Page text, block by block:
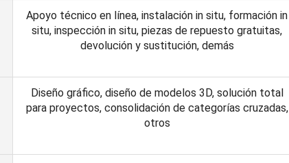
Apoyo técnico en línea, instalación in situ, formación in
situ, inspección in situ, piezas de repuesto gratuitas,
devolución y sustitución, demás
Diseño gráfico, diseño de modelos 3D, solución total
para proyectos, consolidación de categorías cruzadas,
otros